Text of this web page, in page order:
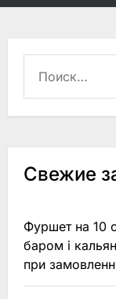
Свежие
Фуршет на 10
баром і
при